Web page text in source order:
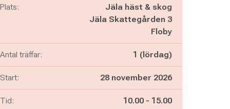
Plats:
Jäla häst & skog
Jäla Skattegården 3
Floby
Antal träffar: 1 (lördag)
Start: 28 november 2026
Tid: Pågår mellan
10.00 - och
15.00